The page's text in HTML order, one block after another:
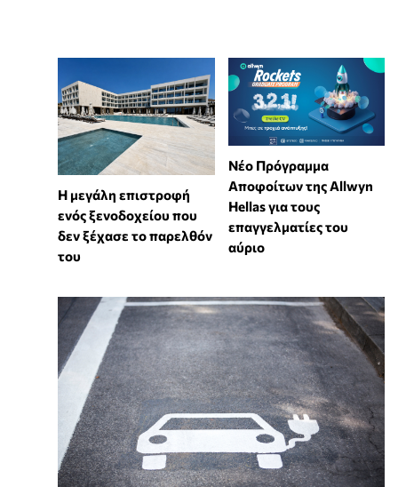
Η μεγάλη επιστροφή
ενός ξενοδοχείου που
δεν ξέχασε το παρελθόν
του
Νέο Πρόγραμμα
Αποφοίτων της Allwyn
Hellas για τους
επαγγελματίες του
αύριο